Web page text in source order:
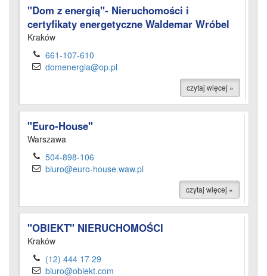
"Dom z energią"- Nieruchomości i
certyfikaty energetyczne Waldemar Wróbel
Kraków
661-107-610
domenergia@op.pl
czytaj więcej »
"Euro-House"
Warszawa
504-898-106
biuro@euro-house.waw.pl
czytaj więcej »
"OBIEKT" NIERUCHOMOŚCI
Kraków
(12) 444 17 29
biuro@obiekt.com